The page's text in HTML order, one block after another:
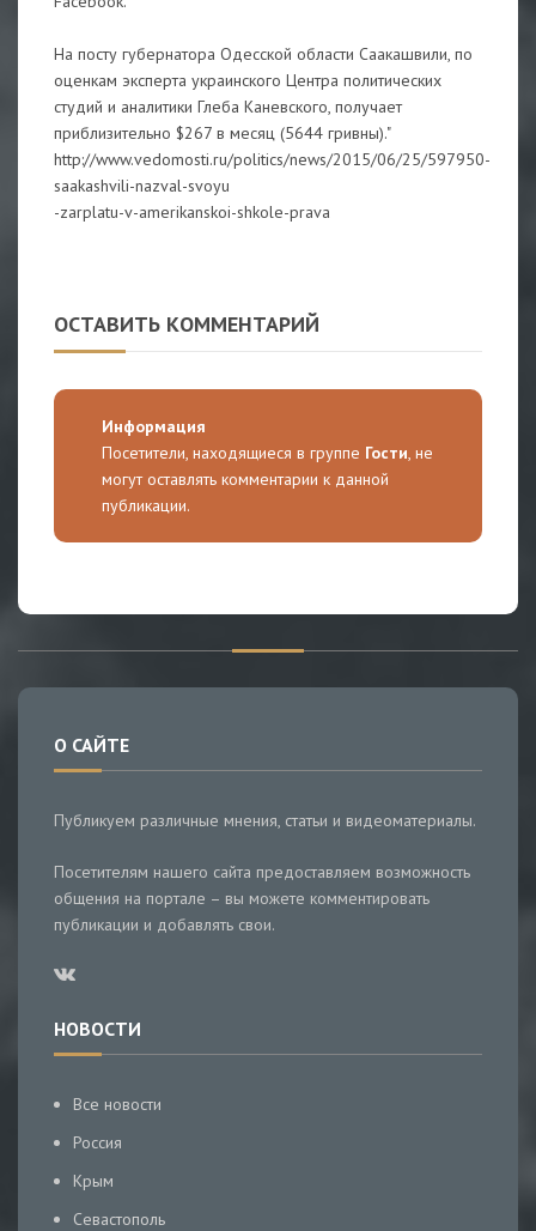
На посту губернатора Одесской области Саакашвили, по
оценкам эксперта украинского Центра политических
студий и аналитики Глеба Каневского, получает
приблизительно $267 в месяц (5644 гривны)."
http://www.vedomosti.ru/politics/news/2015/06/25/597950-
saakashvili-nazval-svoyu
-zarplatu-v-amerikanskoi-shkole-prava
ОСТАВИТЬ КОММЕНТАРИЙ
Информация
Посетители, находящиеся в группе Гости, не
могут оставлять комментарии к данной
публикации.
О САЙТЕ
Публикуем различные мнения, статьи и видеоматериалы.
Посетителям нашего сайта предоставляем возможность
общения на портале – вы можете комментировать
публикации и добавлять свои.
НОВОСТИ
Все новости
Россия
Крым
Севастополь